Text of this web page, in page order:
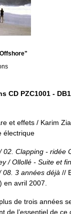
CD PZC1001 -
et effets / Karim
électrique
02. Clapping - ridée
/ Ollollé - Suite et
08. 3 années déjà //
en avril 2007.
plus de trois années
de l’essentiel de